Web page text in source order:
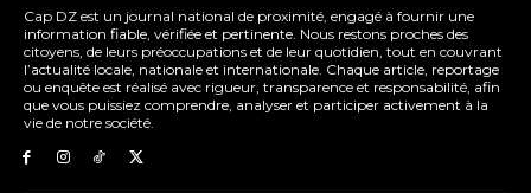
Cap DZ est un journal national de proximité, engagé à fournir une
information fiable, vérifiée et pertinente. Nous restons proches des
citoyens, de leurs préoccupations et de leur quotidien, tout en couvrant
l’actualité locale, nationale et internationale. Chaque article, reportage
ou enquête est réalisé avec rigueur, transparence et responsabilité, afin
que vous puissiez comprendre, analyser et participer activement à la
vie de notre société.